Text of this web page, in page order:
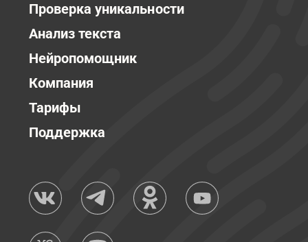
Проверка уникальности
Анализ текста
Нейропомощник
Компания
Тарифы
Поддержка